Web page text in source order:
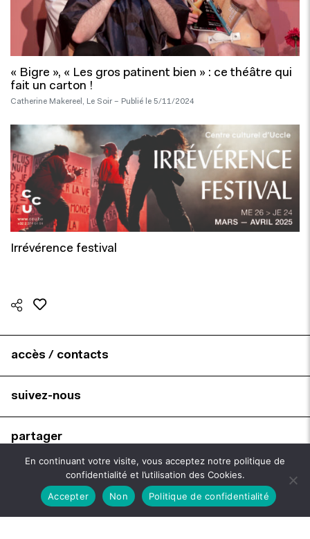
« Bigre », « Les gros patinent bien » : ce théâtre qui
fait un carton !
Catherine Makereel, Le Soir – Publié le 5/11/2024
Irrévérence festival
accès / contacts
suivez-nous
partager
brochures
billetterie
En continuant votre visite, vous acceptez notre politique de
confidentialité et l’utilisation des Cookies.
Accepter
Non Politique de confidentialité